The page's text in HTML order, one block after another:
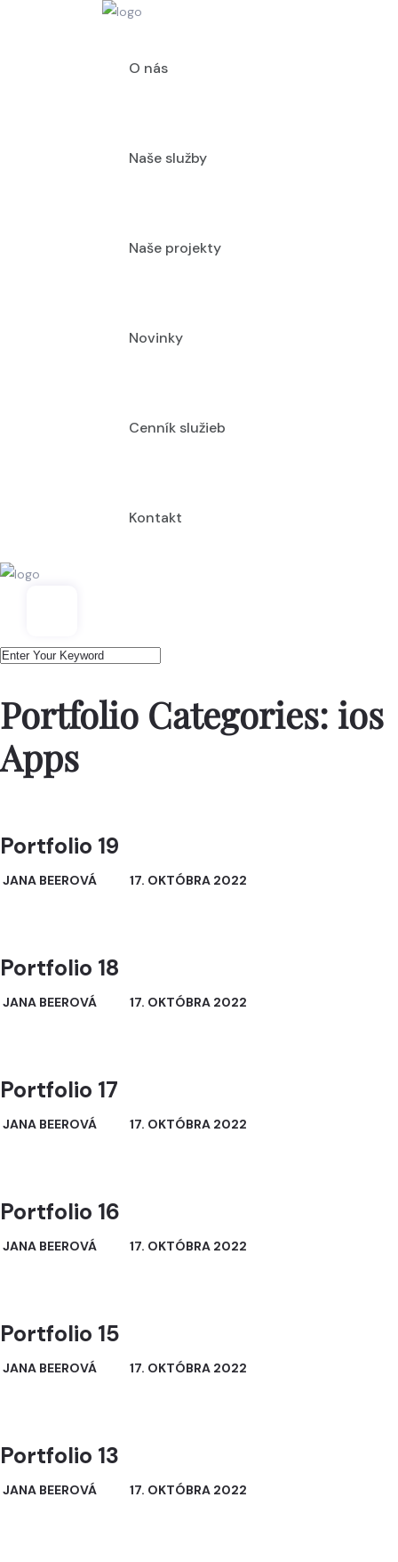
O nás
Naše služby
Naše projekty
Novinky
Cenník služieb
Kontakt
Portfolio Categories: ios
Apps
JANA BEEROVÁ 17. OKTÓBRA 2022
Portfolio 19
JANA BEEROVÁ 17. OKTÓBRA 2022
Portfolio 18
JANA BEEROVÁ 17. OKTÓBRA 2022
Portfolio 17
JANA BEEROVÁ 17. OKTÓBRA 2022
Portfolio 16
JANA BEEROVÁ 17. OKTÓBRA 2022
Portfolio 15
JANA BEEROVÁ 17. OKTÓBRA 2022
Portfolio 13